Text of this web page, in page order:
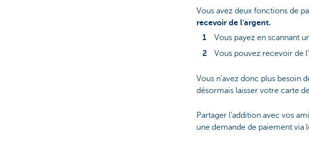
Vous avez deux fonctions de
recevoir de l'argent.
Vous payez en scannant
Vous pouvez recevoir de
Vous n'avez donc plus besoin
désormais laisser votre carte
Partager l’addition avec vos
une demande de paiement via